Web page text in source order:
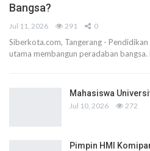
Bangsa?
Jul 11, 2026 291 0
Siberkota.com, Tangerang -
utama membangun peradaban bangsa.
Mahasiswa
Jul 10, 2026 272
Pimpin HMI